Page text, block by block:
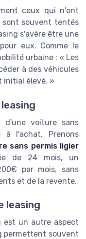
ceux qui n'ont
sont souvent tentés
s'avère être une
eux. Comme le
urbaine : « Les
à des véhicules
initial élevé. »
d'une voiture sans
à l'achat. Prenons
sans permis ligier
de 24 mois, un
par mois, sans
et de la revente.
leasing
est un autre aspect
permettent souvent